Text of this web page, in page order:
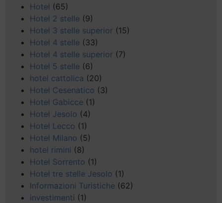
Hotel (65)
Hotel 2 stelle (9)
Hotel 3 stelle superior (15)
Hotel 4 stelle (33)
Hotel 4 stelle superior (7)
Hotel 5 stelle (6)
hotel cattolica (20)
Hotel Cesenatico (3)
Hotel Gabicce (1)
Hotel Jesolo (4)
Hotel Lecco (1)
Hotel Milano (5)
hotel rimini (8)
Hotel Sorrento (1)
Hotel tre stelle Jesolo (1)
Informazioni Turistiche (62)
investimenti (1)